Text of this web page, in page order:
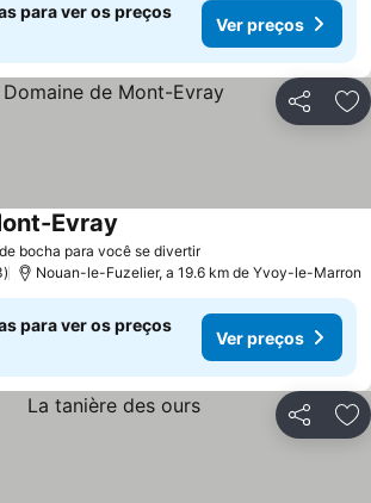
para ver os preços
Ver preços
Partilhar
bocha para você se divertirVer preços
Evray
Nouan-le-Fuzelier, a 19.6 km de Yvoy-le-Marron
para ver os preços
Ver preços
Partilhar